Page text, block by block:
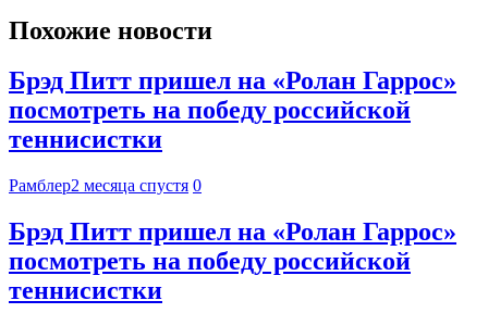
Похожие новости
Брэд Питт пришел на «Ролан Гаррос»
посмотреть на победу российской
теннисистки
Рамблер2 месяца спустя 0
Брэд Питт пришел на «Ролан Гаррос»
посмотреть на победу российской
теннисистки